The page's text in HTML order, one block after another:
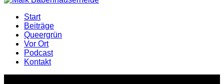
Start
Beiträge
Queergrün
Vor Ort
Podcast
Kontakt